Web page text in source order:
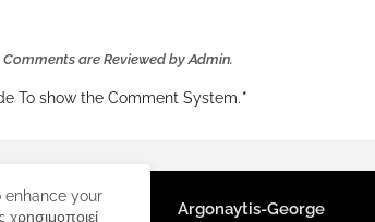
are Reviewed by Admin.
To show the Comment System.*
Argonaytis-George
enhance your